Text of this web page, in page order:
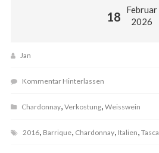
18
Februar
2026
Jan
Kommentar Hinterlassen
Chardonnay, Verkostung, Weisswein
2016, Barrique, Chardonnay, Italien, Tasca